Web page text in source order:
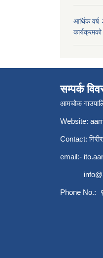
आर्थिक
सम्पर्क
आमचोक
Website:
Contact:
email:-
Phone No.: